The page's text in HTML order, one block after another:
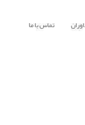
تماس با ما